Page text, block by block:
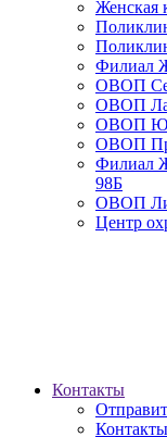
Женская
Филиал
ОВОП
ОВОП
ОВОП
ОВОП
Филиал
98Б
ОВОП
Центр
Контакты